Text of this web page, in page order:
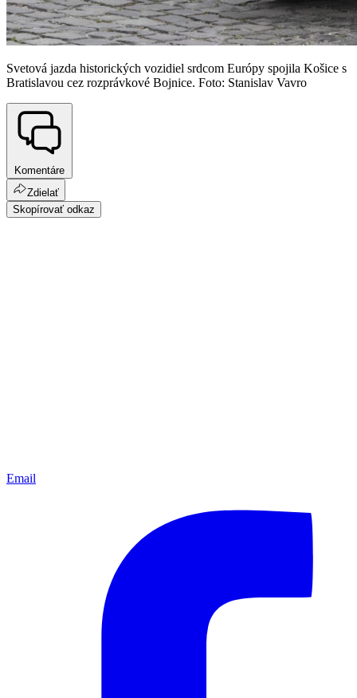
Svetová jazda historických vozidiel srdcom Európy spojila Košice s
Bratislavou cez rozprávkové Bojnice. Foto: Stanislav Vavro
Komentáre
Zdielať
Skopírovať odkaz
Email